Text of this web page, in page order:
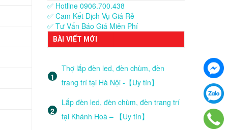
✅ Hotline 0906.700.438
✅ Cam Kết Dịch Vụ Giá Rẻ
✅ Tư Vấn Báo Giá Miễn Phí
BÀI VIẾT MỚI
Thợ lắp đèn led, đèn chùm, đèn
trang trí tại Hà Nội -【Uy tín】
Lắp đèn led, đèn chùm, đèn trang trí
tại Khánh Hoà – 【Uy tín】